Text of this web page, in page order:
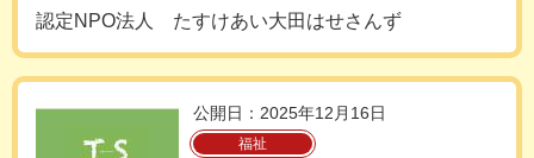
認定NPO法人 たすけあい大田はせさんず
公開日：2025年12月16日
福祉